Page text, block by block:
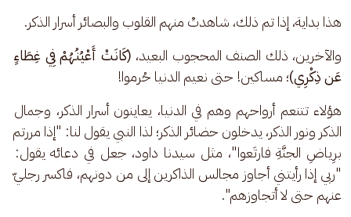
هذا بداية، إذا تم ذلك، شاهدتْ منهم القلوب والبصائر أسرار الذكر.
والآخرين، ذلك الصنف المحجوب البعيد، (كَانَتْ أَعْيُنُهُمْ فِي غِطَاءٍ
عَن ذِكْرِي)؛ مساكين! حتى نعيم الدنيا حُرموا!
هؤلاء تتنعم أرواحهم وهم في الدنيا، يعاينون أسرار الذكر، وجمال
الذكر ونور الذكر، يدخلون حضائر الذكر؛ لذا النبي يقول لنا: "إذا مررتم
برِياضِ الجنَّةِ فارتَعوا"، مثل سيدنا داود، جعل في دعائه يقول:
"ربي إذا رأيتني أجاوز مجالس الذاكرين إلى من دونهم، فاكسر رجليّ
عنهم حتى لا أتجاوزهم".